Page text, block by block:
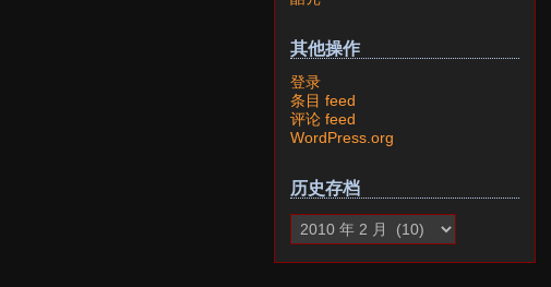
其他操作
登录
条目 feed
评论 feed
WordPress.org
历史存档